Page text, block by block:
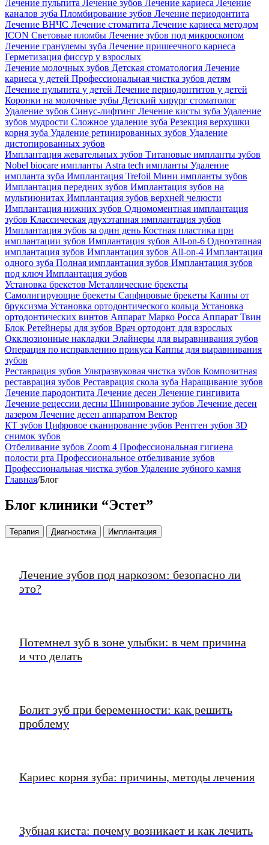
Лечение пульпита Лечение зубов Лечение кариеса Лечение
каналов зуба Пломбирование зубов Лечение периодонтита
Лечение ВНЧС Лечение стоматита Лечение кариеса методом
ICON Световые пломбы Лечение зубов под микроскопом
Лечение гранулемы зуба Лечение пришеечного кариеса
Герметизация фиссур у взрослых
Лечение молочных зубов Детская стоматология Лечение
кариеса у детей Профессиональная чистка зубов детям
Лечение пульпита у детей Лечение периодонтитов у детей
Коронки на молочные зубы Детский хирург стоматолог
Удаление зубов Синус-лифтинг Лечение кисты зуба Удаление
зубов мудрости Сложное удаление зуба Резекция верхушки
корня зуба Удаление ретинированных зубов Удаление
дистопированных зубов
Имплантация жевательных зубов Титановые импланты зубов
Nobel biocare импланты Astra tech импланты Удаление
импланта зуба Имплантация Trefoil Мини импланты зубов
Имплантация передних зубов Имплантация зубов на
мультиюнитах Имплантация зубов верхней челюсти
Имплантация нижних зубов Одномоментная имплантация
зубов Классическая двухэтапная имплантация зубов
Имплантация зубов за один день Костная пластика при
имплантации зубов Имплантация зубов All-on-6 Одноэтапная
имплантация зубов Имплантация зубов All-on-4 Имплантация
одного зуба Полная имплантация зубов Имплантация зубов
под ключ Имплантация зубов
Установка брекетов Металлические брекеты
Самолигирующие брекеты Сапфировые брекеты Каппы от
бруксизма Установка ортодонтического кольца Установка
ортодонтических винтов Аппарат Марко Росса Аппарат Твин
Блок Ретейнеры для зубов Врач ортодонт для взрослых
Окклюзионные накладки Элайнеры для выравнивания зубов
Операция по исправлению прикуса Каппы для выравнивания
зубов
Реставрация зубов Ультразвуковая чистка зубов Композитная
реставрация зубов Реставрация скола зуба Наращивание зубов
Лечение пародонтита Лечение десен Лечение гингивита
Лечение рецессии десны Шинирование зубов Лечение десен
лазером Лечение десен аппаратом Вектор
КТ зубов Цифровое сканирование зубов Рентген зубов 3D
снимок зубов
Отбеливание зубов Zoom 4 Профессиональная гигиена
полости рта Профессиональное отбеливание зубов
Профессиональная чистка зубов Удаление зубного камня
Главная/Блог
Блог клиники “Эстет”
Терапия Диагностика Имплантация
Лечение зубов под наркозом: безопасно ли
это?
Потемнел зуб в зоне улыбки: в чем причина
и что делать
Болит зуб при беременности: как решить
проблему
Кариес корня зуба: причины, методы лечения
Зубная киста: почему возникает и как лечить